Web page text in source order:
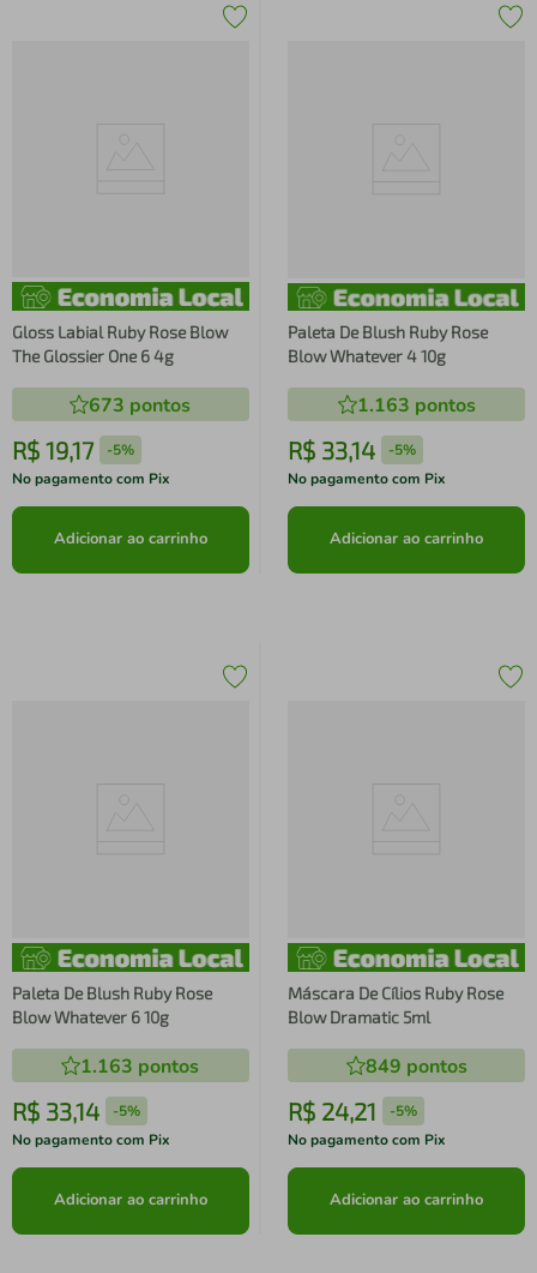
Gloss Labial Ruby Rose Blow
The Glossier One 6 4g
673 pontos
R$ 19,17 -5%
No pagamento com Pix
Adicionar ao carrinho
Paleta De Blush Ruby Rose
Blow Whatever 4 10g
1.163 pontos
R$ 33,14 -5%
No pagamento com Pix
Adicionar ao carrinho
Paleta De Blush Ruby Rose
Blow Whatever 6 10g
1.163 pontos
R$ 33,14 -5%
No pagamento com Pix
Adicionar ao carrinho
Máscara De Cílios Ruby Rose
Blow Dramatic 5ml
849 pontos
R$ 24,21 -5%
No pagamento com Pix
Adicionar ao carrinho